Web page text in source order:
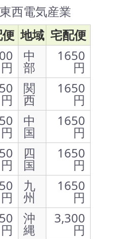
西電気産業
地域 宅配便
円
中
部
1650
円
円
関
西
1650
円
円
中
国
1650
円
円
四
国
1650
円
円
九
州
1650
円
円
沖
縄
3,300
円